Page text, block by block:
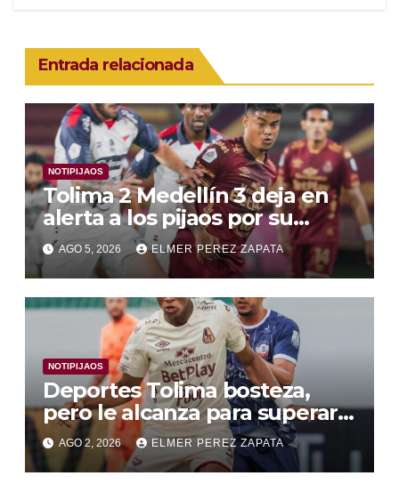
Entrada relacionada
NOTIPIJAOS
Tolima 2 Medellín 3 deja en
alerta a los pijaos por su
fútbol irregular
AGO 5, 2026 ELMER PEREZ ZAPATA
NOTIPIJAOS
Deportes Tolima bosteza,
pero le alcanza para superar a
Alianza Valledupar 2 A 1
AGO 2, 2026 ELMER PEREZ ZAPATA